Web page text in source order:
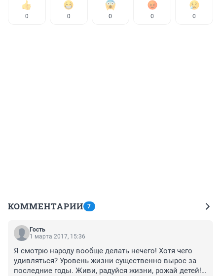
0 0 0 0 0
КОММЕНТАРИИ 7
Гость
1 марта 2017, 15:36
Я смотрю народу вообще делать нечего! Хотя чего
удивляться? Уровень жизни существенно вырос за
последние годы. Живи, радуйся жизни, рожай детей!